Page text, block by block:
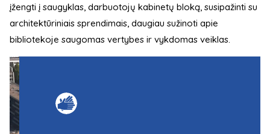
įžengti į saugyklas, darbuotojų kabinetų bloką, susipažinti su
architektūriniais sprendimais, daugiau sužinoti apie
bibliotekoje saugomas vertybes ir vykdomas veiklas.